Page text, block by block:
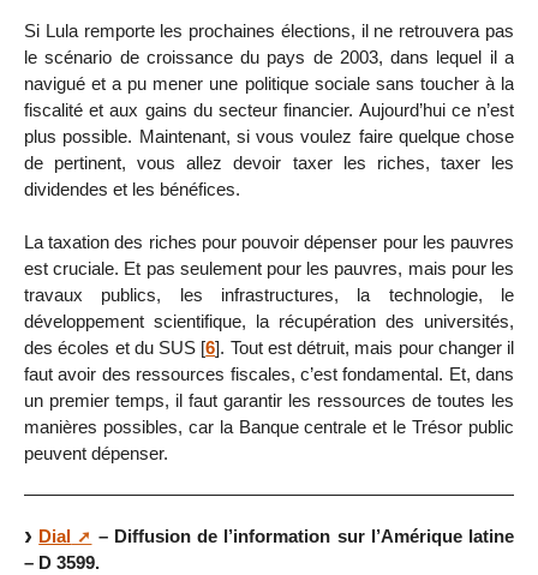
Si Lula remporte les prochaines élections, il ne retrouvera pas
le scénario de croissance du pays de 2003, dans lequel il a
navigué et a pu mener une politique sociale sans toucher à la
fiscalité et aux gains du secteur financier. Aujourd’hui ce n’est
plus possible. Maintenant, si vous voulez faire quelque chose
de pertinent, vous allez devoir taxer les riches, taxer les
dividendes et les bénéfices.
La taxation des riches pour pouvoir dépenser pour les pauvres
est cruciale. Et pas seulement pour les pauvres, mais pour les
travaux publics, les infrastructures, la technologie, le
développement scientifique, la récupération des universités,
des écoles et du SUS [6]. Tout est détruit, mais pour changer il
faut avoir des ressources fiscales, c’est fondamental. Et, dans
un premier temps, il faut garantir les ressources de toutes les
manières possibles, car la Banque centrale et le Trésor public
peuvent dépenser.
Dial
– Diffusion de l’information sur l’Amérique latine
– D 3599.